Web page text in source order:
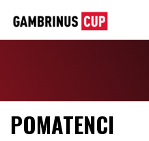
POMATENCI